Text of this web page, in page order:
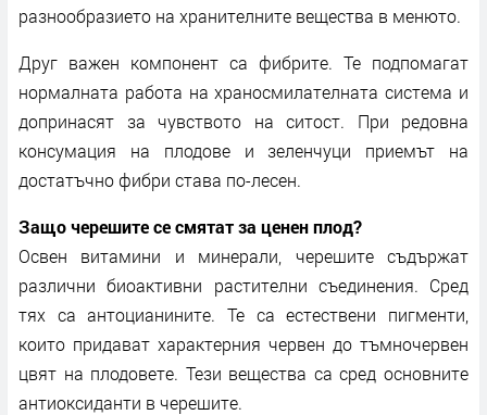
разнообразието на хранителните вещества в менюто.
Друг важен компонент са фибрите. Те подпомагат
нормалната работа на храносмилателната система и
допринасят за чувството на ситост. При редовна
консумация на плодове и зеленчуци приемът на
достатъчно фибри става по-лесен.
Защо черешите се смятат за ценен плод?
Освен витамини и минерали, черешите съдържат
различни биоактивни растителни съединения. Сред
тях са антоцианините. Те са естествени пигменти,
които придават характерния червен до тъмночервен
цвят на плодовете. Тези вещества са сред основните
антиоксиданти в черешите.